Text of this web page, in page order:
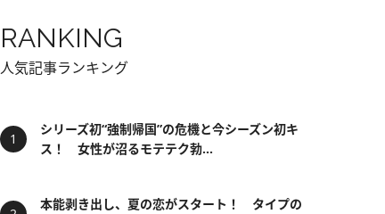
RANKING
人気記事ランキング
シリーズ初“強制帰国”の危機と今シーズン初キ
ス！ 女性が沼るモテテク勃...
本能剥き出し、夏の恋がスタート！ タイプの